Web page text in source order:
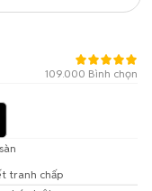
109.000 Bình chọn
tranh chấp